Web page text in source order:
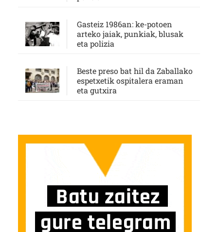
Gasteiz 1986an: ke-potoen
arteko jaiak, punkiak, blusak
eta polizia
Beste preso bat hil da Zaballako
espetxetik ospitalera eraman
eta gutxira